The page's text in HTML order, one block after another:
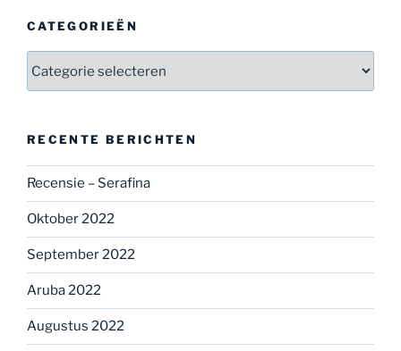
CATEGORIEËN
RECENTE BERICHTEN
Recensie – Serafina
Oktober 2022
September 2022
Aruba 2022
Augustus 2022